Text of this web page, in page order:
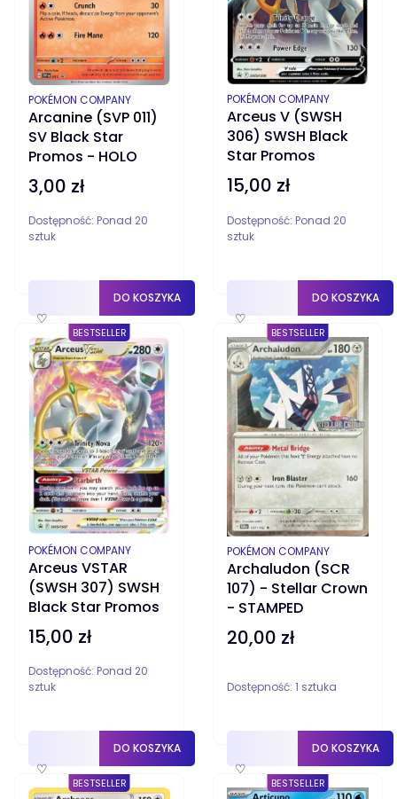
Arcanine (SVP 011)
SV Black Star
Promos - HOLO
PRODUCENT
POKÉMON COMPANY
Cena
3,00 zł
Dostępność: Ponad 20
sztuk
♡
DO KOSZYKA
Arceus V (SWSH
306) SWSH Black
Star Promos
PRODUCENT
POKÉMON COMPANY
Cena
15,00 zł
Dostępność: Ponad 20
sztuk
♡
DO KOSZYKA
BESTSELLER
Arceus VSTAR
(SWSH 307) SWSH
Black Star Promos
PRODUCENT
POKÉMON COMPANY
Cena
15,00 zł
Dostępność: Ponad 20
sztuk
♡
DO KOSZYKA
BESTSELLER
Archaludon (SCR
107) - Stellar Crown
- STAMPED
PRODUCENT
POKÉMON COMPANY
Cena
20,00 zł
Dostępność: 1 sztuka
♡
DO KOSZYKA
BESTSELLER BESTSELLER